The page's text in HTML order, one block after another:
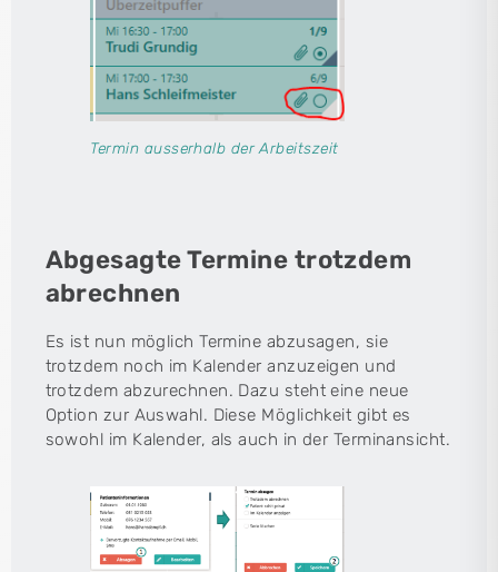
Termin ausserhalb der Arbeitszeit
Abgesagte Termine trotzdem
abrechnen
Es ist nun möglich Termine abzusagen, sie
trotzdem noch im Kalender anzuzeigen und
trotzdem abzurechnen. Dazu steht eine neue
Option zur Auswahl. Diese Möglichkeit gibt es
sowohl im Kalender, als auch in der Terminansicht.